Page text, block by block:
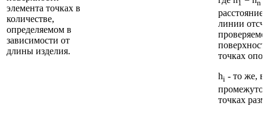
элемента точках в
количестве,
определяемом в
зависимости от
длины изделия.
1 n
расстояние
линии
точках
hi - то же, в
точках